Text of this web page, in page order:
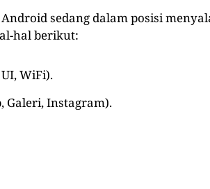
sedang dalam posisi
hal berikut:
WiFi).
Galeri, Instagram).